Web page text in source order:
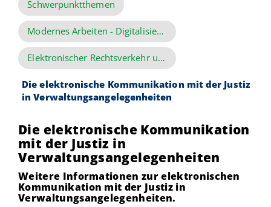
Entscheidungssuche
Zur
Hauptnavigation
Zum
aktuellen
Inhalt
ausgewählten
Links
einzelnen
Seiten
Schwerpunktthemen
Modernes Arbeiten - Digitalisierung der Justiz
Elektronischer Rechtsverkehr und Elektronische Akte
Die elektronische Kommunikation mit der Justiz
in Verwaltungsangelegenheiten
Die elektronische Kommunikation
mit der Justiz in
Verwaltungsangelegenheiten
Weitere Informationen zur elektronischen
Kommunikation mit der Justiz in
Verwaltungsangelegenheiten.